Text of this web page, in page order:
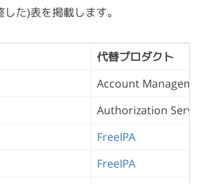
た)表を掲載します。
代替プロダクト
Account
Authorization
FreeIPA
FreeIPA